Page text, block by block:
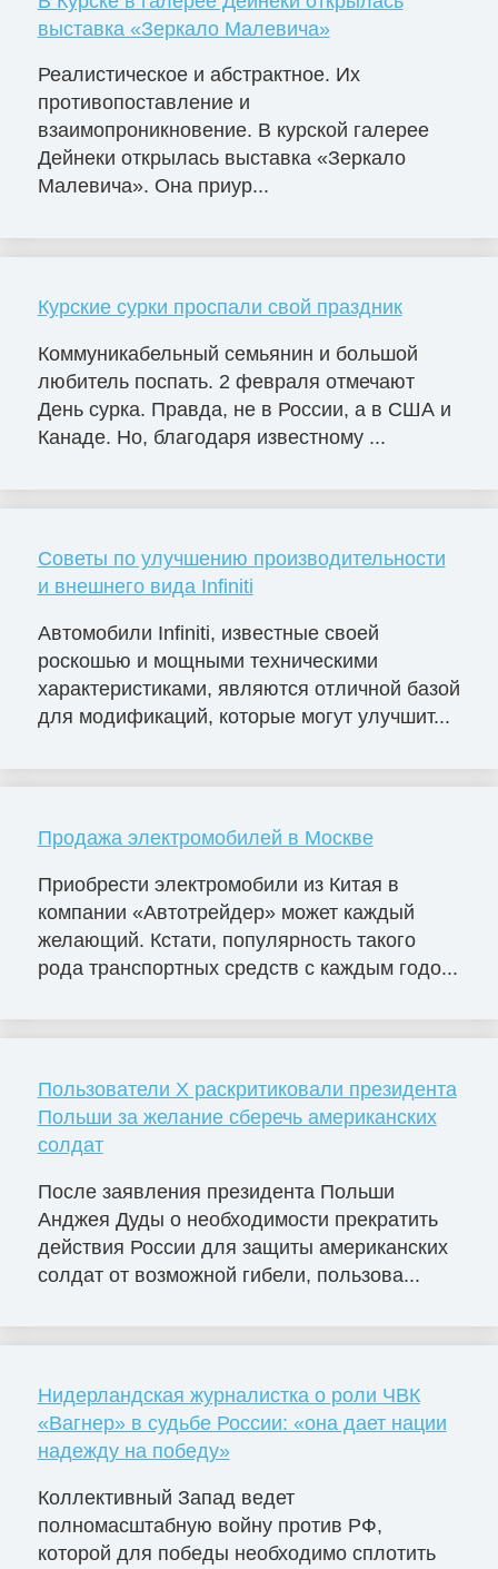
выставка «Зеркало Малевича»
Реалистическое и абстрактное. Их
противопоставление и
взаимопроникновение. В курской галерее
Дейнеки открылась выставка «Зеркало
Малевича». Она приур...
Курские сурки проспали свой праздник
Коммуникабельный семьянин и большой
любитель поспать. 2 февраля отмечают
День сурка. Правда, не в России, а в США и
Канаде. Но, благодаря известному ...
Советы по улучшению производительности
и внешнего вида Infiniti
Автомобили Infiniti, известные своей
роскошью и мощными техническими
характеристиками, являются отличной базой
для модификаций, которые могут улучшит...
Продажа электромобилей в Москве
Приобрести электромобили из Китая в
компании «Автотрейдер» может каждый
желающий. Кстати, популярность такого
рода транспортных средств с каждым годо...
Пользователи X раскритиковали президента
Польши за желание сберечь американских
солдат
После заявления президента Польши
Анджея Дуды о необходимости прекратить
действия России для защиты американских
солдат от возможной гибели, пользова...
Нидерландская журналистка о роли ЧВК
«Вагнер» в судьбе России: «она дает нации
надежду на победу»
Коллективный Запад ведет
полномасштабную войну против РФ,
которой для победы необходимо сплотить